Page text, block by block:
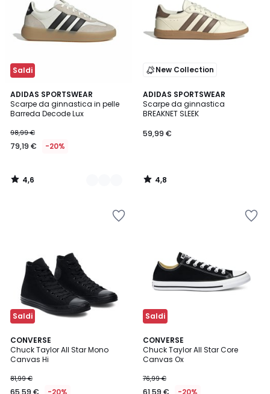
Saldi
ADIDAS SPORTSWEAR
Scarpe da ginnastica in pelle
Barreda Decode Lux
98,99 €
79,19 € -20%
4,6
/ 5
2
Colori
4,6
/
New Collection
ADIDAS SPORTSWEAR
Scarpe da ginnastica
BREAKNET SLEEK
59,99 €
4,8
/ 5
4,8
/
Saldi
CONVERSE
Chuck Taylor All Star Mono
Canvas Hi
81,99 €
65,59 € -20%
4,6
/ 5
Saldi
CONVERSE
Chuck Taylor All Star Core
Canvas Ox
76,99 €
61,59 € -20%
5
/
5